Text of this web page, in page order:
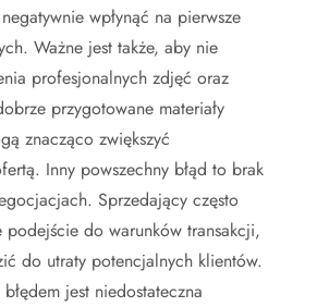
wpłynąć na pierwsze
Ważne jest także, aby nie
profesjonalnych zdjęć oraz
przygotowane materiały
znacząco zwiększyć
Inny powszechny błąd to brak
Sprzedający często
podejście do warunków transakcji,
do utraty potencjalnych klientów.
jest niedostateczna